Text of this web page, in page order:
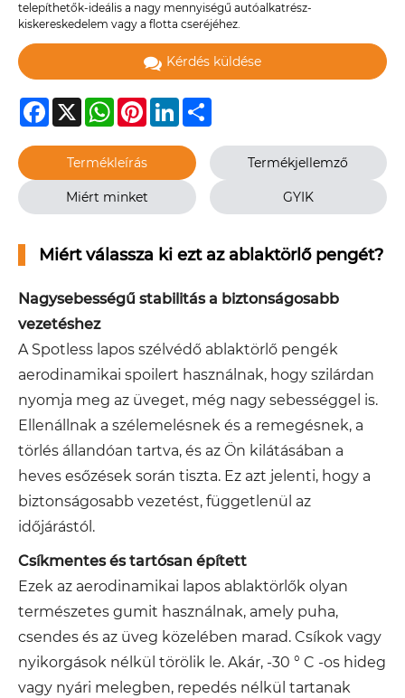
telepíthetők-ideális a nagy mennyiségű autóalkatrész-
kiskereskedelem vagy a flotta cseréjéhez.
Kérdés küldése
Facebook
X WhatsAppPinterestLinkedIn
Termékleírás Termékjellemző
Miért minket GYIK
Miért válassza ki ezt az ablaktörlő pengét?
Nagysebességű stabilitás a biztonságosabb
vezetéshez
A Spotless lapos szélvédő ablaktörlő pengék
aerodinamikai spoilert használnak, hogy szilárdan
nyomja meg az üveget, még nagy sebességgel is.
Ellenállnak a szélemelésnek és a remegésnek, a
törlés állandóan tartva, és az Ön kilátásában a
heves esőzések során tiszta. Ez azt jelenti, hogy a
biztonságosabb vezetést, függetlenül az
időjárástól.
Csíkmentes és tartósan épített
Ezek az aerodinamikai lapos ablaktörlők olyan
természetes gumit használnak, amely puha,
csendes és az üveg közelében marad. Csíkok vagy
nyikorgások nélkül törölik le. Akár, -30 ° C -os hideg
vagy nyári melegben, repedés nélkül tartanak